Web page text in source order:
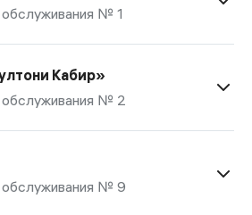
№ 1
Кабир»
обслуживания № 2
обслуживания № 9